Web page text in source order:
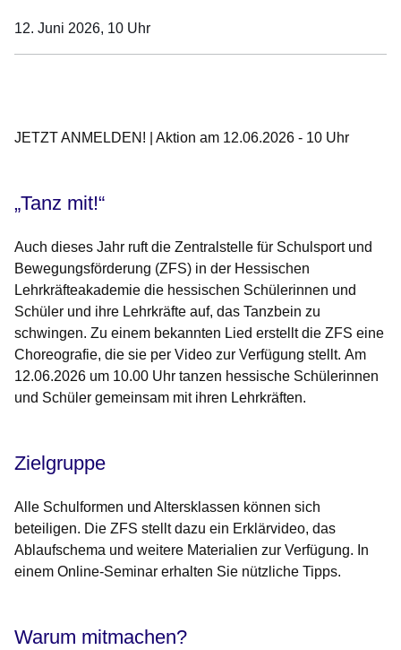
12. Juni 2026, 10 Uhr
JETZT ANMELDEN! | Aktion am 12.06.2026 - 10 Uhr
„Tanz mit!“
Auch dieses Jahr ruft die Zentralstelle für Schulsport und
Bewegungsförderung (ZFS) in der Hessischen
Lehrkräfteakademie die hessischen Schülerinnen und
Schüler und ihre Lehrkräfte auf, das Tanzbein zu
schwingen. Zu einem bekannten Lied erstellt die ZFS eine
Choreografie, die sie per Video zur Verfügung stellt. Am
12.06.2026 um 10.00 Uhr tanzen hessische Schülerinnen
und Schüler gemeinsam mit ihren Lehrkräften.
Zielgruppe
Alle Schulformen und Altersklassen können sich
beteiligen. Die ZFS stellt dazu ein Erklärvideo, das
Ablaufschema und weitere Materialien zur Verfügung. In
einem Online-Seminar erhalten Sie nützliche Tipps.
Warum mitmachen?